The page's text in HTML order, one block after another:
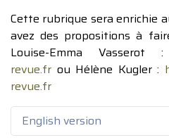
Cette rubrique sera enrichie
avez des propositions à
Louise-Emma Vasserot
revue.fr ou Hélène Kugler :
revue.fr
English version